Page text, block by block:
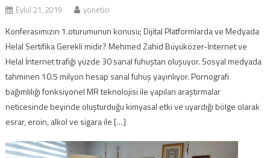
Eylül 21, 2019 yonetici
Konferasımızın 1.oturumunun konusu; Dijital Platformlarda ve Medyada
Helal Sertifika Gerekli midir? Mehmed Zahid Büyüközer-İnternet ve
Helal İnternet trafiği yüzde 30 sanal fuhuştan oluşuyor. Sosyal medyada
tahminen 10.5 milyon hesap sanal fuhuş yayınlıyor. Pornografi
bağımlılığı fonksiyonel MR teknolojisi ile yapılan araştırmalar
neticesinde beyinde oluşturduğu kimyasal etki ve uyardığı bölge olarak
esrar, eroin, alkol ve sigara ile […]